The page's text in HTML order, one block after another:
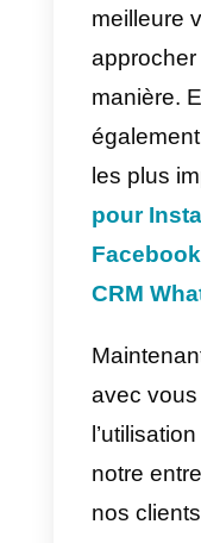
de la
Un C
idée
CRM